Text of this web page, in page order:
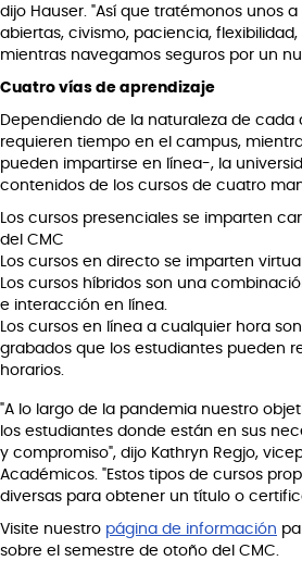
dijo Hauser. "Así que tratémonos unos
abiertas, civismo, paciencia,
mientras navegamos seguros por un
Cuatro vías de aprendizaje
Dependiendo de la naturaleza de cada
requieren tiempo en el campus,
pueden impartirse en línea-, la
contenidos de los cursos de cuatro
Los cursos presenciales se imparten
del CMC
Los cursos en directo se imparten
Los cursos híbridos son una
e interacción en línea.
Los cursos en línea a cualquier hora
grabados que los estudiantes pueden
horarios.
"A lo largo de la pandemia nuestro
los estudiantes donde están en sus
y compromiso", dijo Kathryn Regjo,
Académicos. "Estos tipos de cursos
diversas para obtener un título o
Visite nuestro página de información
sobre el semestre de otoño del CMC.